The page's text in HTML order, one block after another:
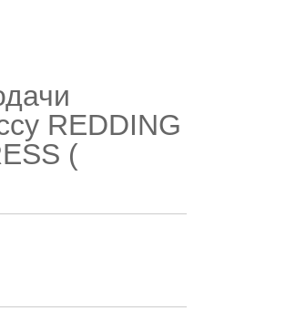
REDDING
(